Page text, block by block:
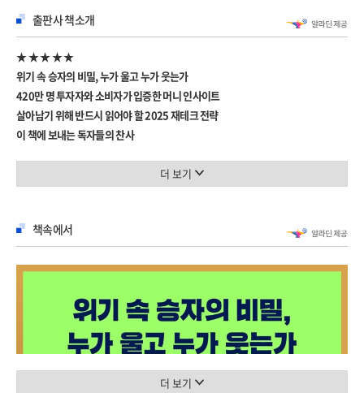
신흥국 인도의 성장성
돈을 불러오는 TIP. 2025 첨단 산업의 판도 변화
3장 FUTURE HOUSE SCENARIO 미래의 부동산 시나리오
2025 집값 폭등설
강남 3구와 마용성의 위력
지방 부동산 시장의 그림자
돈을 불러오는 TIP. 노인을 위한 도시는 없다?
금리에 좌우되는 주택 가격
1기 신도시 정비 사업의 시대
돈을 불러오는 TIP. 부동산 시장 생존 전략
4장 RESETTING DESIRE 과거와 관성을 버려야 돈이 보인다
오프라인의 역습, 러닝
Young-Old와 케어 이코노미
출판사 책소개
★ ★ ★ ★ ★
위기 속 승자의 비밀, 누가 울고 누가 웃는가
420만 명 투자자와 소비자가 입증한 머니 인사이트
살아남기 위해 반드시 읽어야 할 2025 재테크 전략
이 책에 보내는 독자들의 찬사
돈 아끼지만 이건 못 참았다! - tk***님
다양한 시각을 제시해서 유익했습니다! - wi***님
여러 메가 트렌드를 알 수 있고 술술 읽힙니다. - tu***님
불확실성 속에서도 수많은 독자가 미리 알고 대비했다
경제 전반부터 부동산, 주식, 사회, 문화 트렌드, AI, 기후까지
2025 을사년을 주도할 55가지 부의 시나리오
재테크의 기본기와 올바른 투자관을 소개하고자 기획된 ‘돈’에 관한 최초의
더 보기
책속에서
더 보기